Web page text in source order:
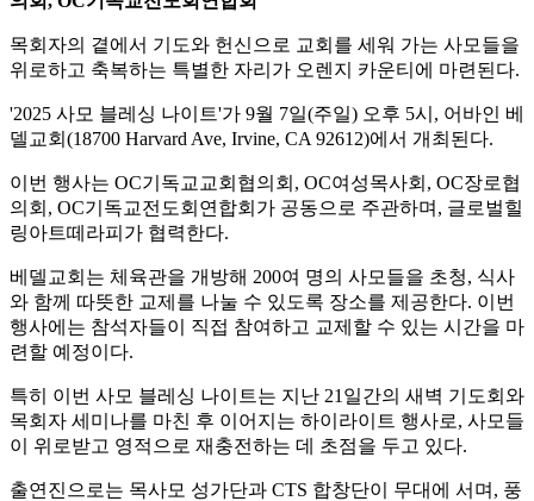
목회자의 곁에서 기도와 헌신으로 교회를 세워 가는 사모들을
위로하고 축복하는 특별한 자리가 오렌지 카운티에 마련된다.
'2025 사모 블레싱 나이트'가 9월 7일(주일) 오후 5시, 어바인 베
델교회(18700 Harvard Ave, Irvine, CA 92612)에서 개최된다.
이번 행사는 OC기독교교회협의회, OC여성목사회, OC장로협
의회, OC기독교전도회연합회가 공동으로 주관하며, 글로벌힐
링아트떼라피가 협력한다.
베델교회는 체육관을 개방해 200여 명의 사모들을 초청, 식사
와 함께 따뜻한 교제를 나눌 수 있도록 장소를 제공한다. 이번
행사에는 참석자들이 직접 참여하고 교제할 수 있는 시간을 마
련할 예정이다.
특히 이번 사모 블레싱 나이트는 지난 21일간의 새벽 기도회와
목회자 세미나를 마친 후 이어지는 하이라이트 행사로, 사모들
이 위로받고 영적으로 재충전하는 데 초점을 두고 있다.
출연진으로는 목사모 성가단과 CTS 합창단이 무대에 서며, 풍